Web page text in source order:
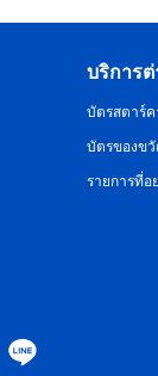
บริการต่
บัตรสตาร์ค
บัตรของข
รายการที่อ